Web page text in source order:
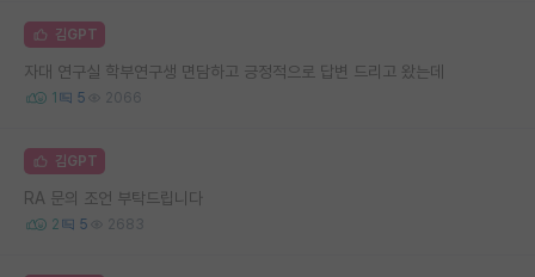
김GPT
자대 연구실 학부연구생 면담하고 긍정적으로 답변 드리고 왔는데
1 5 2066
김GPT
RA 문의 조언 부탁드립니다
2 5 2683